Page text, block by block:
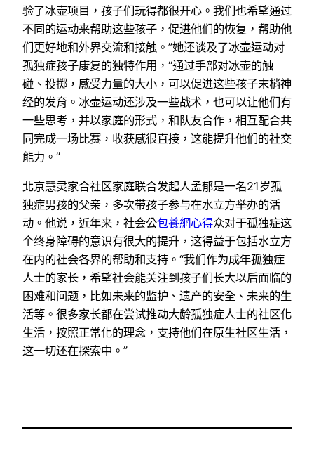
验了冰壶项目，孩子们玩得都很开心。我们也希望通过
不同的运动来帮助这些孩子，促进他们的恢复，帮助他
们更好地和外界交流和接触。”她还谈及了冰壶运动对
孤独症孩子康复的独特作用，“通过手部对冰壶的触
碰、投掷，感受力量的大小，可以促进这些孩子末梢神
经的发育。冰壶运动还涉及一些战术，也可以让他们有
一些思考，并以家庭的形式，和队友合作，相互配合共
同完成一场比赛，收获感很直接，这能提升他们的社交
能力。”
北京慧灵家合社区家庭联合发起人孟郁是一名21岁孤
独症男孩的父亲，多次带孩子参与在水立方举办的活
动。他说，近年来，社会公包養網心得众对于孤独症这
个终身障碍的意识有很大的提升，这得益于包括水立方
在内的社会各界的帮助和支持。“我们作为成年孤独症
人士的家长，希望社会能关注到孩子们长大以后面临的
困难和问题，比如未来的监护、遗产的安全、未来的生
活等。很多家长都在尝试推动大龄孤独症人士的社区化
生活，按照正常化的理念，支持他们在原生社区生活，
这一切还在探索中。”